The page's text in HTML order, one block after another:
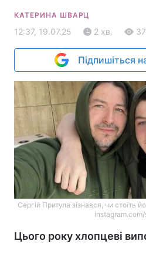
КАТЕРИНА ШВАРЦ
12:37, 19.07.25 2 хв.
Підпишіться
Сергій Притула зізнався, чи стоїть
instagram.com/
Цього року хлопцеві